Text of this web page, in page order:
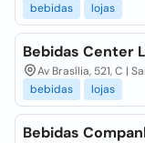
bebidas
lojas
Bebidas Center
Av Brasília, 521, C |
bebidas
lojas
Bebidas